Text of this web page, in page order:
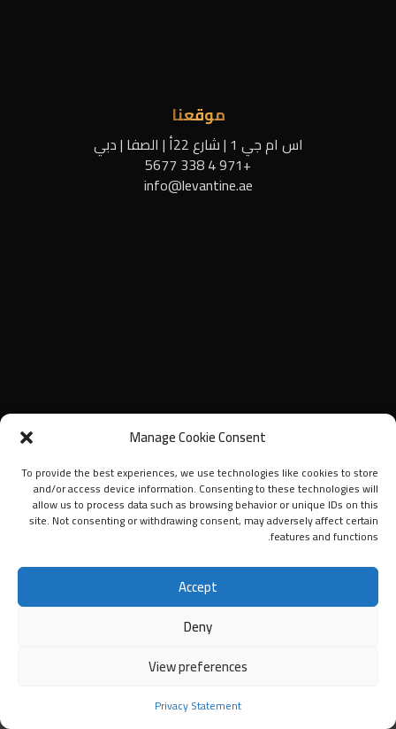
Manage Cookie Consent
To provide the best experiences, we use technologies like cookies to store
and/or access device information. Consenting to these technologies will
allow us to process data such as browsing behavior or unique IDs on this
site. Not consenting or withdrawing consent, may adversely affect certain
features and functions.
Accept
Deny
View preferences
Privacy Statement
موقعنا
اس ام جي 1 | شارع 22أ | الصفا | دبي
+971 4 338 5677
info@levantine.ae